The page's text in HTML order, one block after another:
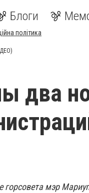
Блоги
політика
два
горсовета мэр